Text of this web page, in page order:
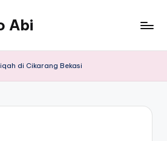
Abi
di Cikarang Bekasi